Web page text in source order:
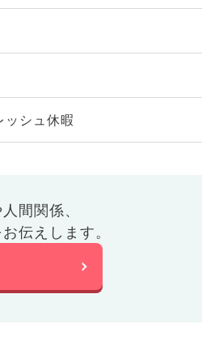
ッシュ休暇
間関係、
伝えします。